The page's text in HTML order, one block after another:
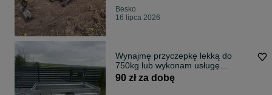
Besko
16 lipca 2026
Wynajmę przyczepkę lekką do
750kg lub wykonam usługę
transportową.
90 zł za dobę